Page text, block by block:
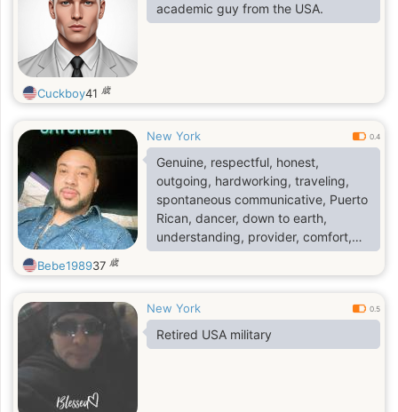
academic guy from the USA.
Cuckboy41 歳
New York 0.4
Genuine, respectful, honest,
outgoing, hardworking, traveling,
spontaneous communicative, Puerto
Rican, dancer, down to earth,
understanding, provider, comfort,
loving, humble, generous,
empathetic, reliable, reasonable
Bebe198937 歳
New York 0.5
Retired USA military